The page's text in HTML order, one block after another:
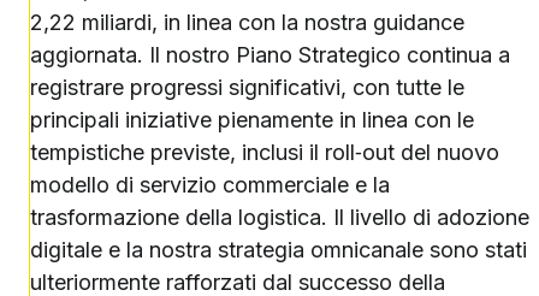
2,22 miliardi, in linea con la nostra guidance
aggiornata. Il nostro Piano Strategico continua a
registrare progressi significativi, con tutte le
principali iniziative pienamente in linea con le
tempistiche previste, inclusi il roll‑out del nuovo
modello di servizio commerciale e la
trasformazione della logistica. Il livello di adozione
digitale e la nostra strategia omnicanale sono stati
ulteriormente rafforzati dal successo della